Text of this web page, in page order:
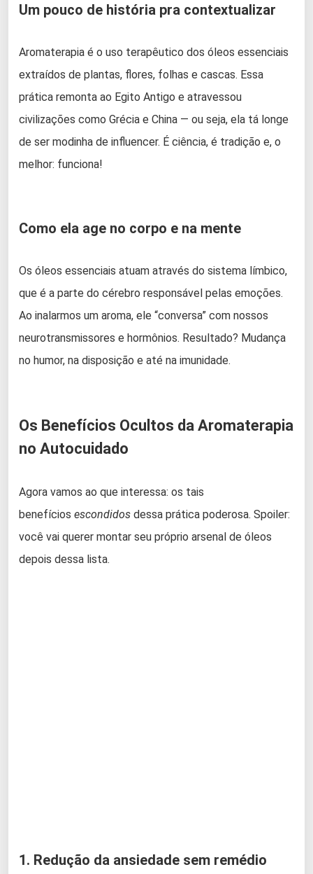
Um pouco de história pra contextualizar
Aromaterapia é o uso terapêutico dos óleos essenciais
extraídos de plantas, flores, folhas e cascas. Essa
prática remonta ao Egito Antigo e atravessou
civilizações como Grécia e China — ou seja, ela tá longe
de ser modinha de influencer. É ciência, é tradição e, o
melhor: funciona!
Como ela age no corpo e na mente
Os óleos essenciais atuam através do sistema límbico,
que é a parte do cérebro responsável pelas emoções.
Ao inalarmos um aroma, ele “conversa” com nossos
neurotransmissores e hormônios. Resultado? Mudança
no humor, na disposição e até na imunidade.
Os Benefícios Ocultos da Aromaterapia
no Autocuidado
Agora vamos ao que interessa: os tais
benefícios escondidos dessa prática poderosa. Spoiler:
você vai querer montar seu próprio arsenal de óleos
depois dessa lista.
1. Redução da ansiedade sem remédio